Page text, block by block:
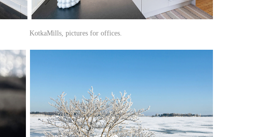
KotkaMills, pictures for offices.